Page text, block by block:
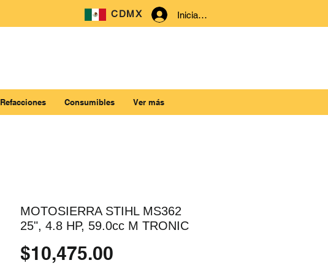
CDMX Iniciar sesión
Refacciones Consumibles Ver más
MOTOSIERRA STIHL MS362
25", 4.8 HP, 59.0cc M TRONIC
$10,475.00